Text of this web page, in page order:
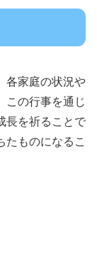
各家庭の状況や
この行事を通じ
長を祈ることで
たものになるこ